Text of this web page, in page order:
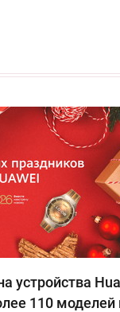
устройства
110 моделей